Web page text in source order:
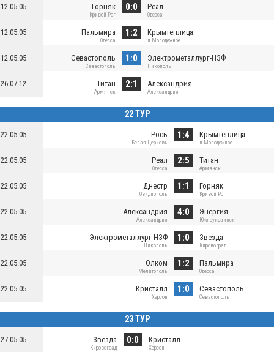
12.05.05 Горняк
Кривой Рог
0:0 Реал
Одесса
12.05.05 Пальмира
Одесса
1:2 Крымтеплица
п.Молодежное
12.05.05 Севастополь
Севастополь
1:0 Электрометаллург-НЗФ
Никополь
26.07.12 Титан
Армянск
2:1 Александрия
Александрия
22 ТУР
22.05.05 Рось
Белая Церковь
1:4 Крымтеплица
п.Молодежное
22.05.05 Реал
Одесса
2:5 Титан
Армянск
22.05.05 Днестр
Овидиополь
1:1 Горняк
Кривой Рог
22.05.05 Александрия
Александрия
4:0 Энергия
Южноукраинск
22.05.05 Электрометаллург-НЗФ
Никополь
1:0 Звезда
Кировоград
22.05.05 Олком
Мелитополь
1:2 Пальмира
Одесса
22.05.05 Кристалл
Херсон
1:0 Севастополь
Севастополь
23 ТУР
27.05.05 Звезда
Кировоград
0:0 Кристалл
Херсон